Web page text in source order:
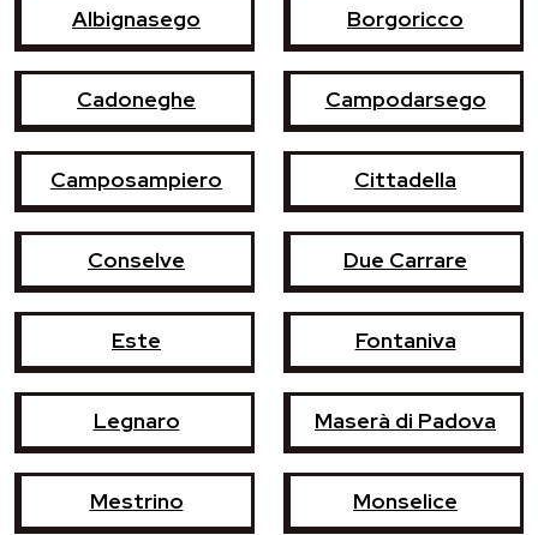
Albignasego Borgoricco
Cadoneghe Campodarsego
Camposampiero Cittadella
Conselve Due Carrare
Este Fontaniva
Legnaro Maserà di Padova
Mestrino Monselice